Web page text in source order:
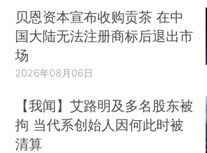
贝恩资本宣布收购贡茶 在中
国大陆无法注册商标后退出市
场
2026年08月06日
【我闻】艾路明及多名股东被
拘 当代系创始人因何此时被
清算